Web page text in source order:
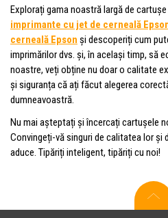
Explorați gama noastră largă de
imprimante cu jet de cerneală
cerneală Epson și descoperiți cum
imprimărilor dvs. și, în același timp, să
noastre, veți obține nu doar o calitate
și siguranța că ați făcut alegerea
dumneavoastră.
Nu mai așteptați și încercați cartușele
Convingeți-vă singuri de calitatea lor și
aduce. Tipăriți inteligent, tipăriți cu noi!